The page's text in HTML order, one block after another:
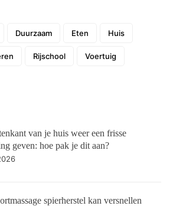
Duurzaam Eten Huis
Rijschool Voertuig
van je huis weer een frisse
geven: hoe pak je dit aan?
spierherstel kan versnellen